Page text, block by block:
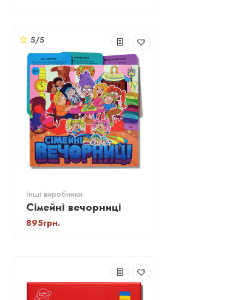
5/5
Інші виробники
Сімейні вечорниці
895грн.